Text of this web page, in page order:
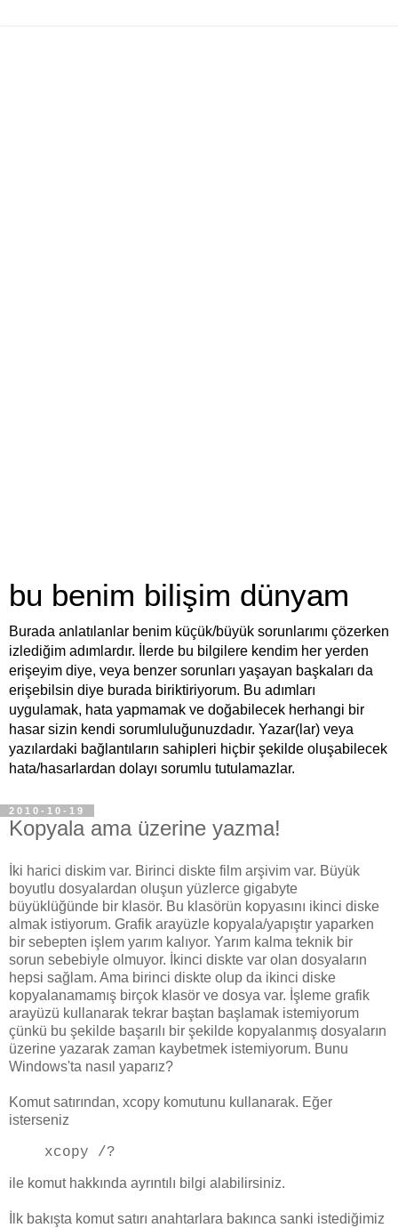
bu benim bilişim dünyam
Burada anlatılanlar benim küçük/büyük sorunlarımı çözerken
izlediğim adımlardır. İlerde bu bilgilere kendim her yerden
erişeyim diye, veya benzer sorunları yaşayan başkaları da
erişebilsin diye burada biriktiriyorum. Bu adımları
uygulamak, hata yapmamak ve doğabilecek herhangi bir
hasar sizin kendi sorumluluğunuzdadır. Yazar(lar) veya
yazılardaki bağlantıların sahipleri hiçbir şekilde oluşabilecek
hata/hasarlardan dolayı sorumlu tutulamazlar.
2010-10-19
Kopyala ama üzerine yazma!
İki harici diskim var. Birinci diskte film arşivim var. Büyük
boyutlu dosyalardan oluşun yüzlerce gigabyte
büyüklüğünde bir klasör. Bu klasörün kopyasını ikinci diske
almak istiyorum. Grafik arayüzle kopyala/yapıştır yaparken
bir sebepten işlem yarım kalıyor. Yarım kalma teknik bir
sorun sebebiyle olmuyor. İkinci diskte var olan dosyaların
hepsi sağlam. Ama birinci diskte olup da ikinci diske
kopyalanamamış birçok klasör ve dosya var. İşleme grafik
arayüzü kullanarak tekrar baştan başlamak istemiyorum
çünkü bu şekilde başarılı bir şekilde kopyalanmış dosyaların
üzerine yazarak zaman kaybetmek istemiyorum. Bunu
Windows'ta nasıl yaparız?
Komut satırından, xcopy komutunu kullanarak. Eğer
isterseniz
xcopy /?
ile komut hakkında ayrıntılı bilgi alabilirsiniz.
İlk bakışta komut satırı anahtarlara bakınca sanki istediğimiz